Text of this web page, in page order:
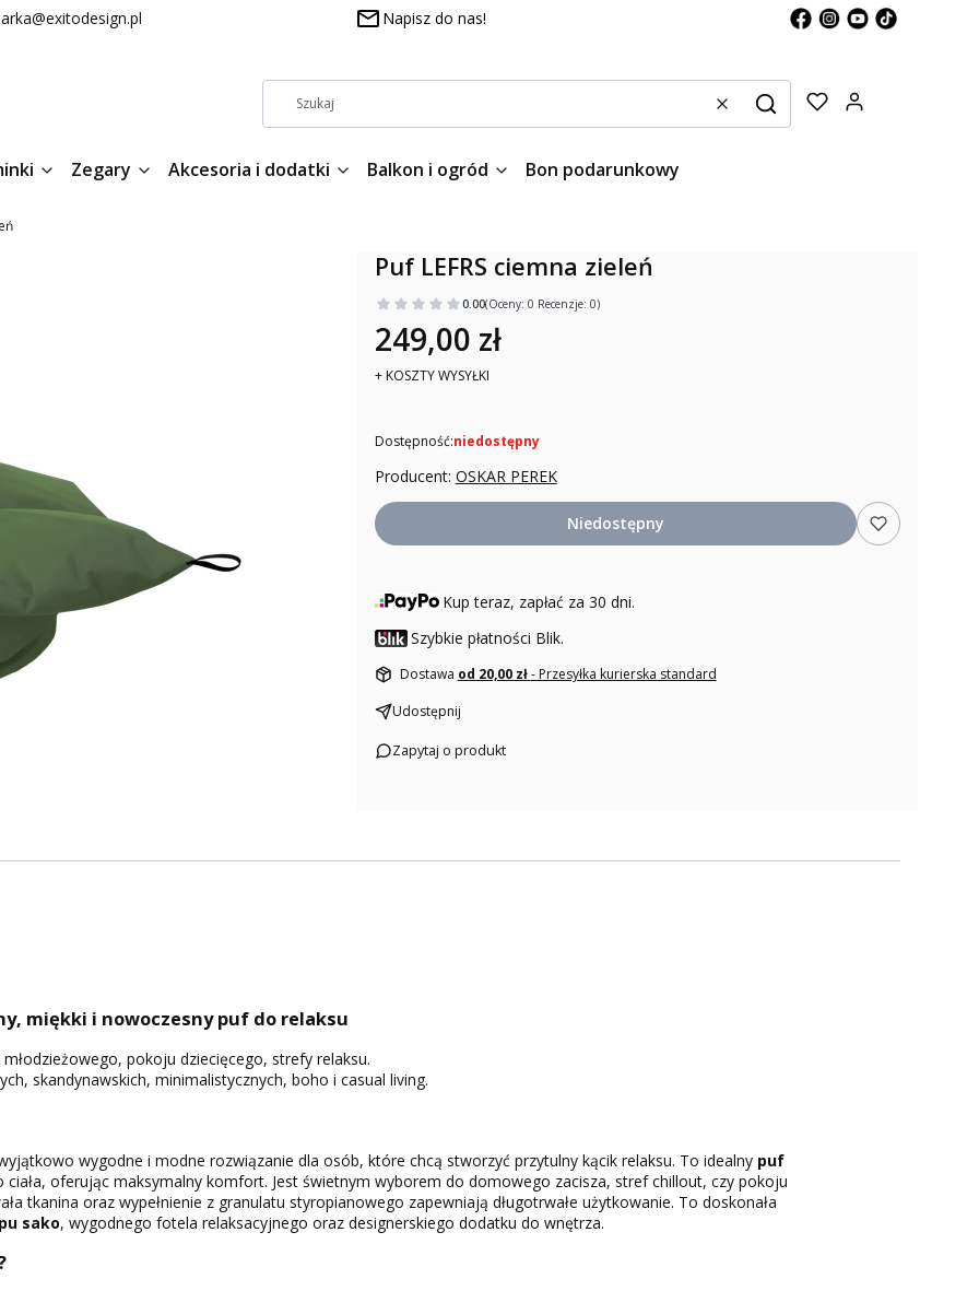
Napisz do nas!
WyczyśćSzukaj
Zegary Akcesoria i dodatki Balkon i ogród Bon podarunkowy
Puf LEFRS ciemna zieleń
0.00(Oceny: 0 Recenzje: 0)
249,00 zł
+ KOSZTY WYSYŁKI
Dostępność:niedostępny
Producent: OSKAR PEREK
Niedostępny
Kup teraz, zapłać za 30 dni.
Szybkie płatności Blik.
Dostawa od 20,00 zł- Przesyłka kurierska standard
Udostępnij
Zapytaj o produkt
miękki i nowoczesny puf do relaksu
pokoju dziecięcego, strefy relaksu.
skandynawskich, minimalistycznych, boho i casual living.
wygodne i modne rozwiązanie dla osób, które chcą stworzyć przytulny kącik relaksu. To idealny puf
oferując maksymalny komfort. Jest świetnym wyborem do domowego zacisza, stref chillout, czy pokoju
tkanina oraz wypełnienie z granulatu styropianowego zapewniają długotrwałe użytkowanie. To doskonała
sako, wygodnego fotela relaksacyjnego oraz designerskiego dodatku do wnętrza.